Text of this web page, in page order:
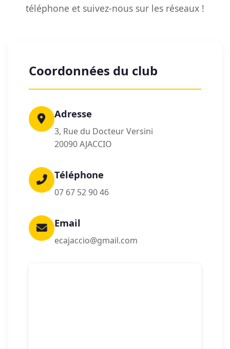
téléphone et suivez-nous sur les réseaux !
Coordonnées du club
Adresse
3, Rue du Docteur Versini
20090 AJACCIO
Téléphone
07 67 52 90 46
Email
ecajaccio@gmail.com